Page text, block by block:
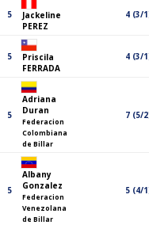
5
Jackeline
PEREZ
4 (3/
5
Priscila
FERRADA
4 (3/
5
Adriana
Duran
Federacion
Colombiana
de Billar
7 (5/
5
Albany
Gonzalez
Federacion
Venezolana
de Billar
5 (4/